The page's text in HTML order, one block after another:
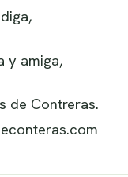
y amiga,
de Contreras.